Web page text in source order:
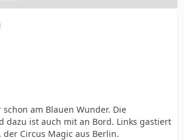
am Blauen Wunder. Die
dazu ist auch mit an Bord. Links gastiert
der Circus Magic aus Berlin.